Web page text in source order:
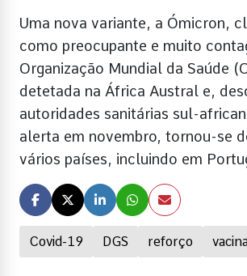
Covid-19 DGS reforço
Uma nova variante, a Ómicron,
como preocupante e muito
Organização Mundial da Saúde
detetada na África Austral e,
autoridades sanitárias sul-
alerta em novembro, tornou-se
vários países, incluindo em